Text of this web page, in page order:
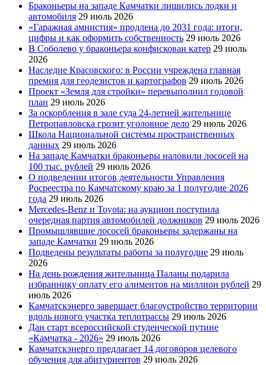
Браконьеры на западе Камчатки лишились лодки и
автомобиля 29 июль 2026
«Гаражная амнистия» продлена до 2031 года: итоги,
цифры и как оформить собственность 29 июль 2026
В Соболево у браконьера конфискован катер 29 июль
2026
Наследие Красовского: в России учреждена главная
премия для геодезистов и картографов 29 июль 2026
Проект «Земля для стройки» перевыполнил годовой
план 29 июль 2026
За оскорбления в зале суда 24-летней жительнице
Петропавловска грозит уголовное дело 29 июль 2026
Школа Национальной системы пространственных
данных 29 июль 2026
На западе Камчатки браконьеры наловили лососей на
100 тыс. рублей 29 июль 2026
О подведении итогов деятельности Управления
Росреестра по Камчатскому краю за 1 полугодие 2026
года 29 июль 2026
Mercedes-Benz и Toyota: на аукцион поступила
очередная партия автомобилей должников 29 июль 2026
Промышлявшие лососей браконьеры задержаны на
западе Камчатки 29 июль 2026
Подведены результаты работы за полугодие 29 июль
2026
На день рождения жительница Паланы подарила
избраннику оплату его алиментов на миллион рублей 29
июль 2026
Камчатскэнерго завершает благоустройство территории
вдоль нового участка теплотрассы 29 июль 2026
Дан старт всероссийской студенческой путине
«Камчатка - 2026» 29 июль 2026
Камчатскэнерго предлагает 14 договоров целевого
обучения для абитуриентов 29 июль 2026